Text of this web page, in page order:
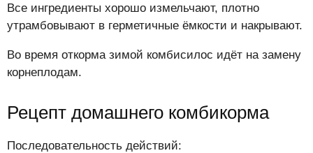
Все ингредиенты хорошо измельчают, плотно
утрамбовывают в герметичные ёмкости и накрывают.
Во время откорма зимой комбисилос идёт на замену
корнеплодам.
Рецепт домашнего комбикорма
Последовательность действий: